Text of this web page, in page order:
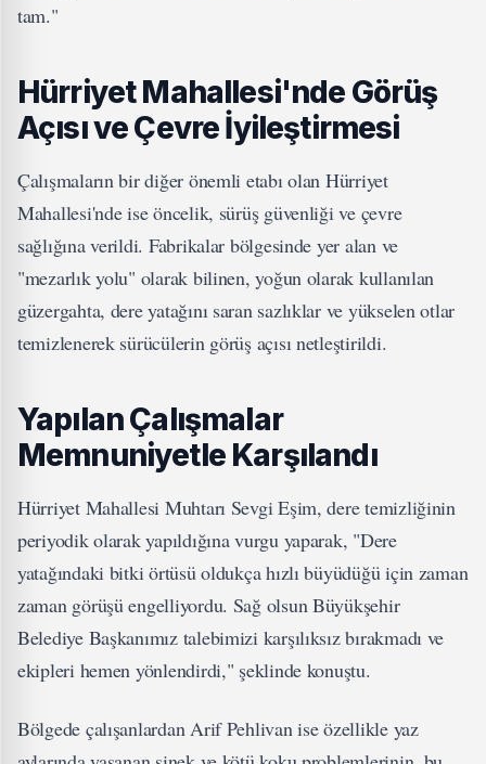
tam."
Hürriyet Mahallesi'nde Görüş
Açısı ve Çevre İyileştirmesi
Çalışmaların bir diğer önemli etabı olan Hürriyet
Mahallesi'nde ise öncelik, sürüş güvenliği ve çevre
sağlığına verildi. Fabrikalar bölgesinde yer alan ve
"mezarlık yolu" olarak bilinen, yoğun olarak kullanılan
güzergahta, dere yatağını saran sazlıklar ve yükselen otlar
temizlenerek sürücülerin görüş açısı netleştirildi.
Yapılan Çalışmalar
Memnuniyetle Karşılandı
Hürriyet Mahallesi Muhtarı Sevgi Eşim, dere temizliğinin
periyodik olarak yapıldığına vurgu yaparak, "Dere
yatağındaki bitki örtüsü oldukça hızlı büyüdüğü için zaman
zaman görüşü engelliyordu. Sağ olsun Büyükşehir
Belediye Başkanımız talebimizi karşılıksız bırakmadı ve
ekipleri hemen yönlendirdi," şeklinde konuştu.
Bölgede çalışanlardan Arif Pehlivan ise özellikle yaz